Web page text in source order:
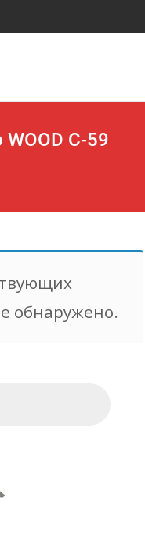
WOOD С-59
обнаружено.